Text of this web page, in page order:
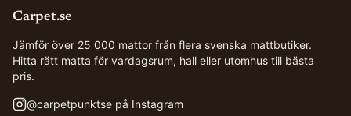
Carpet.se
Jämför över 25 000 mattor från flera svenska mattbutiker.
Hitta rätt matta för vardagsrum, hall eller utomhus till bästa
pris.
@carpetpunktse på Instagram